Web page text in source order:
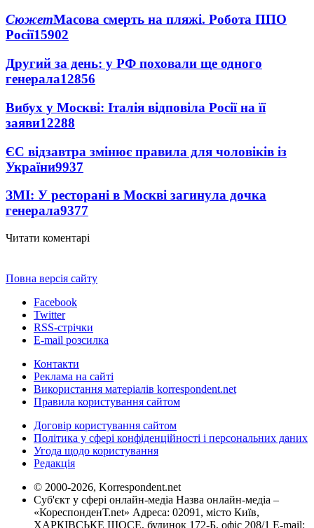
СюжетМасова смерть на пляжі. Робота ППО
Росії15902
Другий за день: у РФ поховали ще одного
генерала12856
Вибух у Москві: Італія відповіла Росії на її
заяви12288
ЄС відзавтра змінює правила для чоловіків із
України9937
ЗМІ: У ресторані в Москві загинула дочка
генерала9377
Читати коментарі
Повна версія сайту
Facebook
Twitter
RSS-стрічки
E-mail розсилка
Контакти
Реклама на сайті
Використання матеріалів korrespondent.net
Правила користування сайтом
Договір користування сайтом
Політика у сфері конфіденційності і персональних даних
Угода щодо користування
Редакція
© 2000-2026, Korrespondent.net
Суб'єкт у сфері онлайн-медіа Назва онлайн-медіа –
«КореспонденТ.net» Адреса: 02091, місто Київ,
ХАРКІВСЬКЕ ШОСЕ, будинок 172-Б, офіс 208/1 E-mail: